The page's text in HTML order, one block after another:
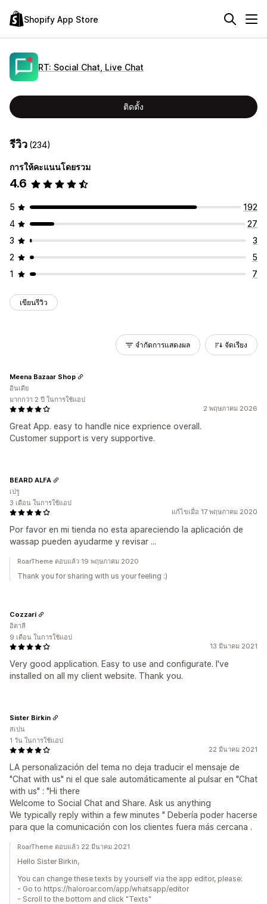
Shopify App Store
RT: Social Chat, Live Chat
ติดตั้ง
รีวิว (234)
การให้คะแนนโดยรวม
4.6
5
192
4
27
3
3
2
5
1
7
เขียนรีวิว
จำกัดการแสดงผล จัดเรียง
2 พฤษภาคม 2026
Great App. easy to handle nice exprience overall.
Customer support is very supportive.
Meena Bazaar Shop
อินเดีย
มากกว่า 2 ปี ในการใช้แอป
แก้ไขเมื่อ 17 พฤษภาคม 2020
Por favor en mi tienda no esta apareciendo la aplicación de
wassap pueden ayudarme y revisar ...
BEARD ALFA
เปรู
3 เดือน ในการใช้แอป
RoarTheme ตอบแล้ว 19 พฤษภาคม 2020
Thank you for sharing with us your feeling :)
13 มีนาคม 2021
Very good application. Easy to use and configurate. I've
installed on all my client website. Thank you.
Cozzari
อิตาลี
9 เดือน ในการใช้แอป
22 มีนาคม 2021
LA personalización del tema no deja traducir el mensaje de
"Chat with us" ni el que sale automáticamente al pulsar en "Chat
with us" : "Hi there
Welcome to Social Chat and Share. Ask us anything
We typically reply within a few minutes " Debería poder hacerse
para que la comunicación con los clientes fuera más cercana .
Sister Birkin
สเปน
1 วัน ในการใช้แอป
RoarTheme ตอบแล้ว 22 มีนาคม 2021
Hello Sister Birkin,
You can change these texts by yourself via the app editor, please:
- Go to https://haloroar.com/app/whatsapp/editor
- Scroll to the bottom and click "Texts"